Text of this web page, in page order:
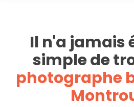
Il n'a jamais
simple de
photographe